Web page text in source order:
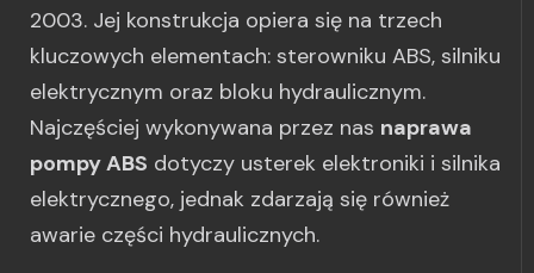
2003. Jej konstrukcja opiera się na trzech
kluczowych elementach: sterowniku ABS, silniku
elektrycznym oraz bloku hydraulicznym.
Najczęściej wykonywana przez nas naprawa
pompy ABS dotyczy usterek elektroniki i silnika
elektrycznego, jednak zdarzają się również
awarie części hydraulicznych.